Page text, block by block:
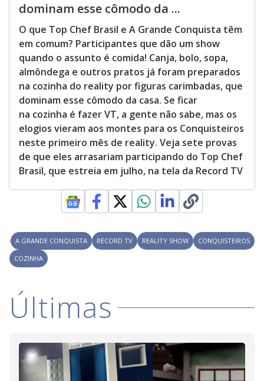
dominam esse cômodo da ...
O que Top Chef Brasil e A Grande Conquista têm
em comum? Participantes que dão um show
quando o assunto é comida! Canja, bolo, sopa,
almôndega e outros pratos já foram preparados
na cozinha do reality por figuras carimbadas, que
dominam esse cômodo da casa. Se ficar
na cozinha é fazer VT, a gente não sabe, mas os
elogios vieram aos montes para os Conquisteiros
neste primeiro mês de reality. Veja sete provas
de que eles arrasariam participando do Top Chef
Brasil, que estreia em julho, na tela da Record TV
A GRANDE CONQUISTA RECORD TV REALITY SHOW
CONQUISTEIROS
COZINHA
Últimas